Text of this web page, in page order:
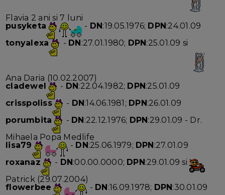
Flavia 2 ani si 7 luni
pusyketa
- DN:19.05.1976; DPN:24.01.09
tonyalexa
- DN:27.01.1980; DPN:25.01.09 si
Ana Daria (10.02.2007)
cladewel
- DN:22.04.1982; DPN:25.01.09
crisspoliss
- DN:14.06.1981; DPN:26.01.09
porumbita
- DN:22.12.1976; DPN:29.01.09 - Dr.
Mihaela Popa Medlife
lisa79
- DN:25.06.1979; DPN:27.01.09
roxanaz
- DN:00.00.0000; DPN:29.01.09 si
Patrick (29.07.2004)
flowerbee
- DN:16.09.1978; DPN:30.01.09